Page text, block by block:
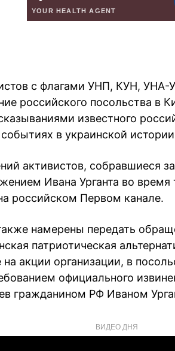
с флагами УНП, КУН,
российского посольства в
известного
в украинской
активистов, собравшиеся
Ивана Урганта во время
российском Первом канале.
намерены передать
патриотическая
акции организации, в
официального
гражданином РФ Иваном
ВИДЕО ДНЯ